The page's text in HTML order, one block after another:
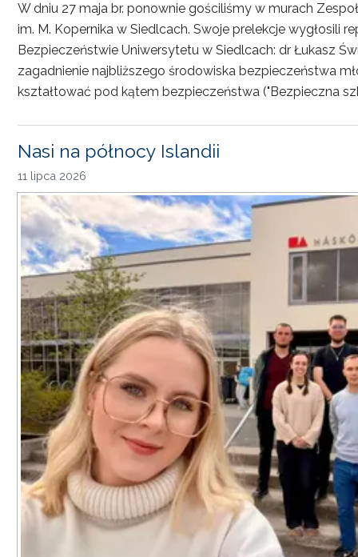
W dniu 27 maja br. ponownie gościliśmy w murach
im. M. Kopernika w Siedlcach. Swoje prelekcje wygłosili
Bezpieczeństwie Uniwersytetu w Siedlcach: dr Łukasz
zagadnienie najbliższego środowiska bezpieczeństwa
kształtować pod kątem bezpieczeństwa ("Bezpieczna
Nasi na północy Islandii
11 lipca 2026